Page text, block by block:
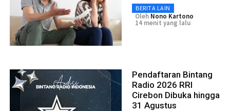
BERITA LAIN
Oleh Nono Kartono
14 menit yang lalu
Pendaftaran Bintang
Radio 2026 RRI
Cirebon Dibuka hingga
31 Agustus